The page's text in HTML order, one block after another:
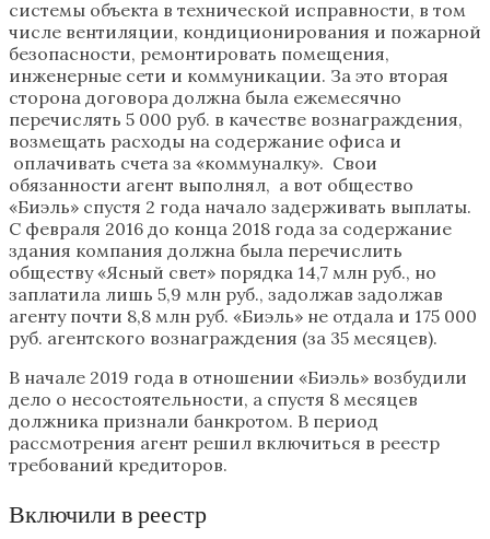
системы объекта в технической исправности, в том
числе вентиляции, кондиционирования и пожарной
безопасности, ремонтировать помещения,
инженерные сети и коммуникации. За это вторая
сторона договора должна была ежемесячно
перечислять 5 000 руб. в качестве вознаграждения,
возмещать расходы на содержание офиса и
оплачивать счета за «коммуналку». Свои
обязанности агент выполнял, а вот общество
«Биэль» спустя 2 года начало задерживать выплаты.
С февраля 2016 до конца 2018 года за содержание
здания компания должна была перечислить
обществу «Ясный свет» порядка 14,7 млн руб., но
заплатила лишь 5,9 млн руб., задолжав задолжав
агенту почти 8,8 млн руб. «Биэль» не отдала и 175 000
руб. агентского вознаграждения (за 35 месяцев).
В начале 2019 года в отношении «Биэль» возбудили
дело о несостоятельности, а спустя 8 месяцев
должника признали банкротом. В период
рассмотрения агент решил включиться в реестр
требований кредиторов.
Включили в реестр